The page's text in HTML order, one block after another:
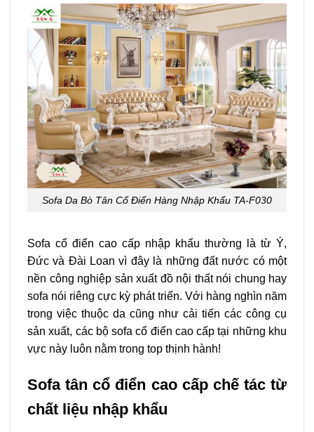
Sofa Da Bò Tân Cổ Điển Hàng Nhập Khẩu TA-F030
Sofa cổ điển cao cấp nhập khẩu thường là từ Ý,
Đức và Đài Loan vì đây là những đất nước có một
nền công nghiệp sản xuất đồ nội thất nói chung hay
sofa nói riêng cực kỳ phát triển. Với hàng nghìn năm
trong việc thuộc da cũng như cải tiến các công cụ
sản xuất, các bộ sofa cổ điển cao cấp tại những khu
vực này luôn nằm trong top thịnh hành!
Sofa tân cổ điển cao cấp chế tác từ
chất liệu nhập khẩu